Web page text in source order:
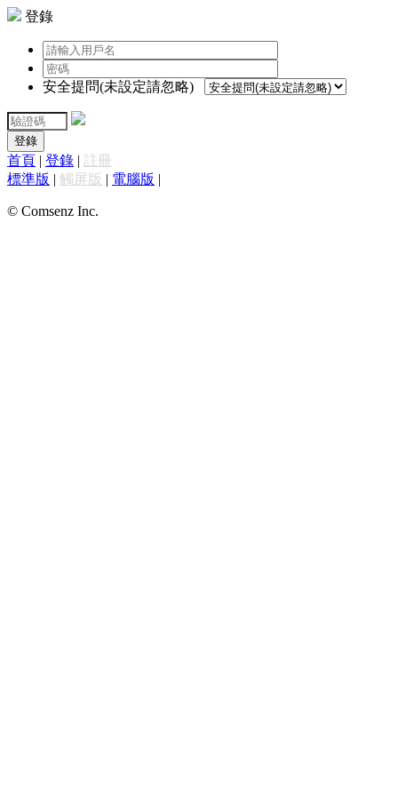
登錄
安全提問(未設定請忽略)
登錄
首頁 | 登錄 | 註冊
標準版 | 觸屏版 | 電腦版 |
© Comsenz Inc.